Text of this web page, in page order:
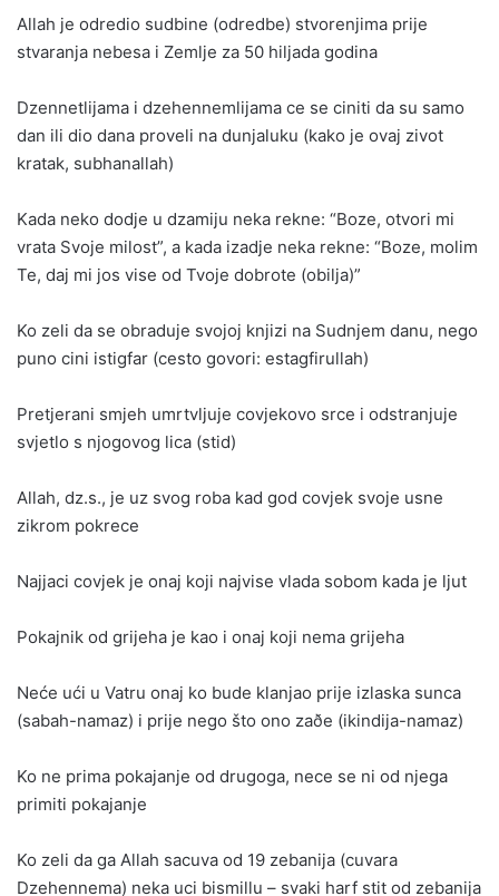
Allah je odredio sudbine (odredbe) stvorenjima prije
stvaranja nebesa i Zemlje za 50 hiljada godina
Dzennetlijama i dzehennemlijama ce se ciniti da su samo
dan ili dio dana proveli na dunjaluku (kako je ovaj zivot
kratak, subhanallah)
Kada neko dodje u dzamiju neka rekne: “Boze, otvori mi
vrata Svoje milost”, a kada izadje neka rekne: “Boze, molim
Te, daj mi jos vise od Tvoje dobrote (obilja)”
Ko zeli da se obraduje svojoj knjizi na Sudnjem danu, nego
puno cini istigfar (cesto govori: estagfirullah)
Pretjerani smjeh umrtvljuje covjekovo srce i odstranjuje
svjetlo s njogovog lica (stid)
Allah, dz.s., je uz svog roba kad god covjek svoje usne
zikrom pokrece
Najjaci covjek je onaj koji najvise vlada sobom kada je ljut
Pokajnik od grijeha je kao i onaj koji nema grijeha
Neće ući u Vatru onaj ko bude klanjao prije izlaska sunca
(sabah-namaz) i prije nego što ono zaðe (ikindija-namaz)
Ko ne prima pokajanje od drugoga, nece se ni od njega
primiti pokajanje
Ko zeli da ga Allah sacuva od 19 zebanija (cuvara
Dzehennema) neka uci bismillu – svaki harf stit od zebanija